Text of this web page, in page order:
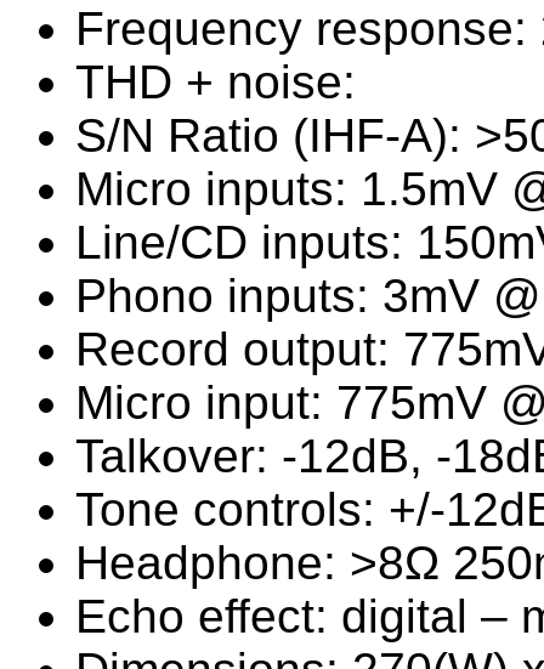
Frequency
THD + noise:
S/N Ratio (IHF-A):
Micro inputs: 1.5mV
Line/CD inputs:
Phono inputs: 3mV
Record output:
Micro input: 775mV
Talkover: -12dB, -
Tone controls: +/-
Headphone: >8Ω
Echo effect: digital –